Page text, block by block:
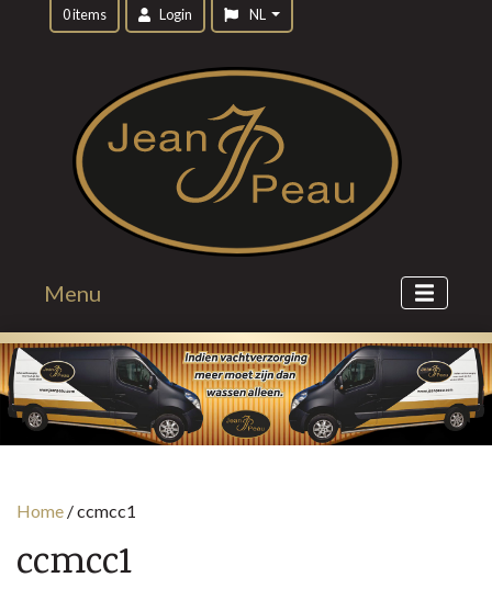
0 items Login NL
Menu
Home /ccmcc1
ccmcc1